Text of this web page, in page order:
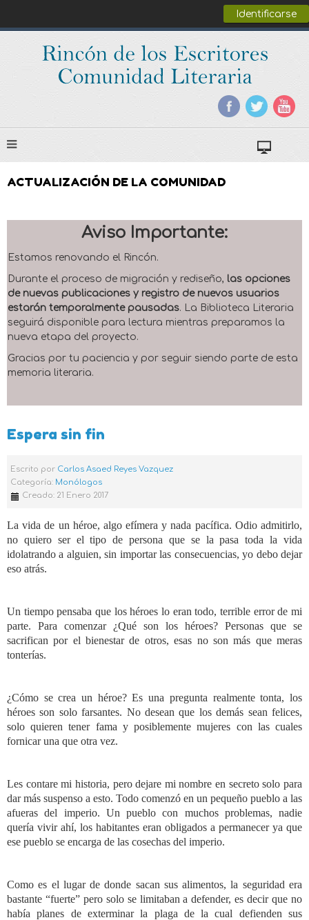
Identificarse
ACTUALIZACIÓN DE LA COMUNIDAD
Aviso Importante:
Estamos renovando el Rincón.
Durante el proceso de migración y rediseño, las opciones
de nuevas publicaciones y registro de nuevos usuarios
estarán temporalmente pausadas. La Biblioteca Literaria
seguirá disponible para lectura mientras preparamos la
nueva etapa del proyecto.
Gracias por tu paciencia y por seguir siendo parte de esta
memoria literaria.
Espera sin fin
Escrito por Carlos Asaed Reyes Vazquez
Categoría: Monólogos
Creado: 21 Enero 2017
La vida de un héroe, algo efímera y nada pacífica. Odio admitirlo,
no quiero ser el tipo de persona que se la pasa toda la vida
idolatrando a alguien, sin importar las consecuencias, yo debo dejar
eso atrás.
Un tiempo pensaba que los héroes lo eran todo, terrible error de mi
parte. Para comenzar ¿Qué son los héroes? Personas que se
sacrifican por el bienestar de otros, esas no son más que meras
tonterías.
¿Cómo se crea un héroe? Es una pregunta realmente tonta, los
héroes son solo farsantes. No desean que los demás sean felices,
solo quieren tener fama y posiblemente mujeres con las cuales
fornicar una que otra vez.
Les contare mi historia, pero dejare mi nombre en secreto solo para
dar más suspenso a esto. Todo comenzó en un pequeño pueblo a las
afueras del imperio. Un pueblo con muchos problemas, nadie
quería vivir ahí, los habitantes eran obligados a permanecer ya que
ese pueblo se encarga de las cosechas del imperio.
Como es el lugar de donde sacan sus alimentos, la seguridad era
bastante “fuerte” pero solo se limitaban a defender, es decir que no
había planes de exterminar la plaga de la cual defienden sus